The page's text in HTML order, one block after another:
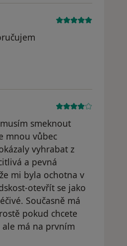
smeknout
mnou vůbec
vyhrabat z
a pevná
mi byla ochotna v
otevřít se jako
Současně má
pokud chcete
má na prvním